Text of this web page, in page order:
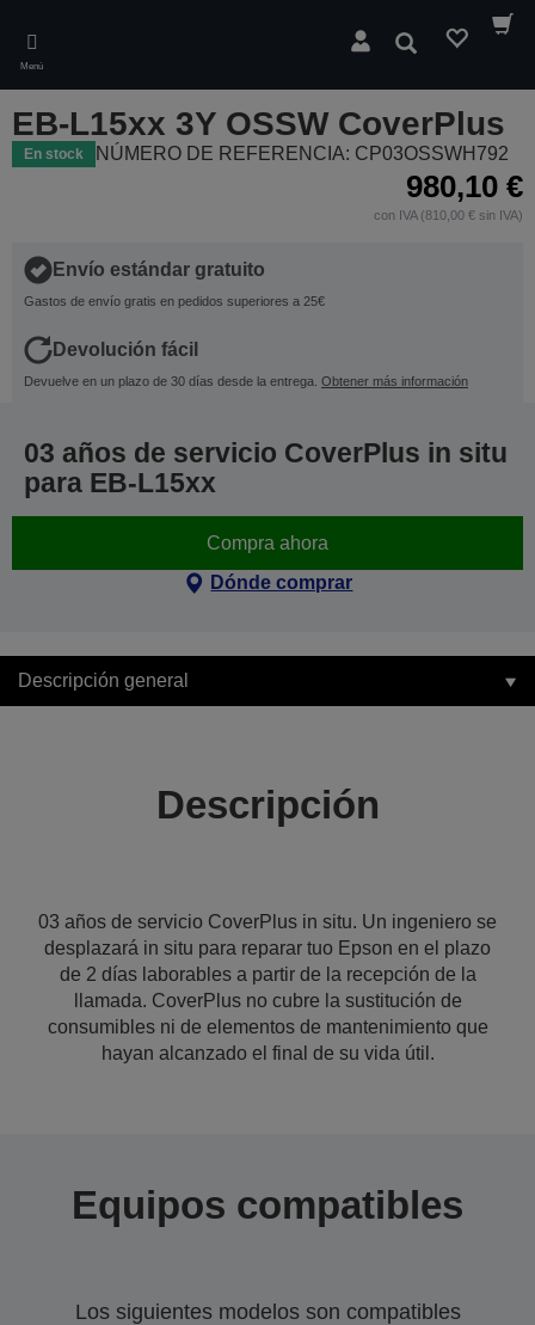
main
content
Menú
Buscar
EB-L15xx 3Y OSSW CoverPlus
En stock NÚMERO DE REFERENCIA: CP03OSSWH792
980,10 €
con IVA (810,00 € sin IVA)
Envío estándar gratuito
Gastos de envío gratis en pedidos superiores a 25€
Devolución fácil
Devuelve en un plazo de 30 días desde la entrega. Obtener más información
03 años de servicio CoverPlus in situ
para EB-L15xx
Compra ahora
Dónde comprar
Descripción general
Descripción
03 años de servicio CoverPlus in situ. Un ingeniero se
desplazará in situ para reparar tuo Epson en el plazo
de 2 días laborables a partir de la recepción de la
llamada. CoverPlus no cubre la sustitución de
consumibles ni de elementos de mantenimiento que
hayan alcanzado el final de su vida útil.
Equipos compatibles
Los siguientes modelos son compatibles